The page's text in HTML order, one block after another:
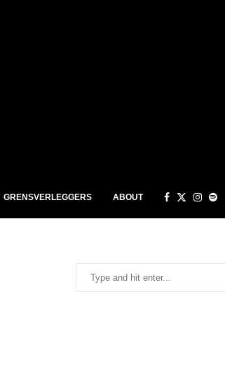
GRENSVERLEGGERS ABOUT